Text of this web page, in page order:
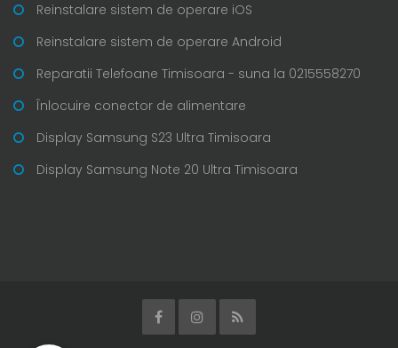
Reinstalare sistem de operare iOS
Reinstalare sistem de operare Android
Reparatii Telefoane Timisoara - suna la 0215558270
Înlocuire conector de alimentare
Display Samsung S23 Ultra Timisoara
Display Samsung Note 20 Ultra Timisoara